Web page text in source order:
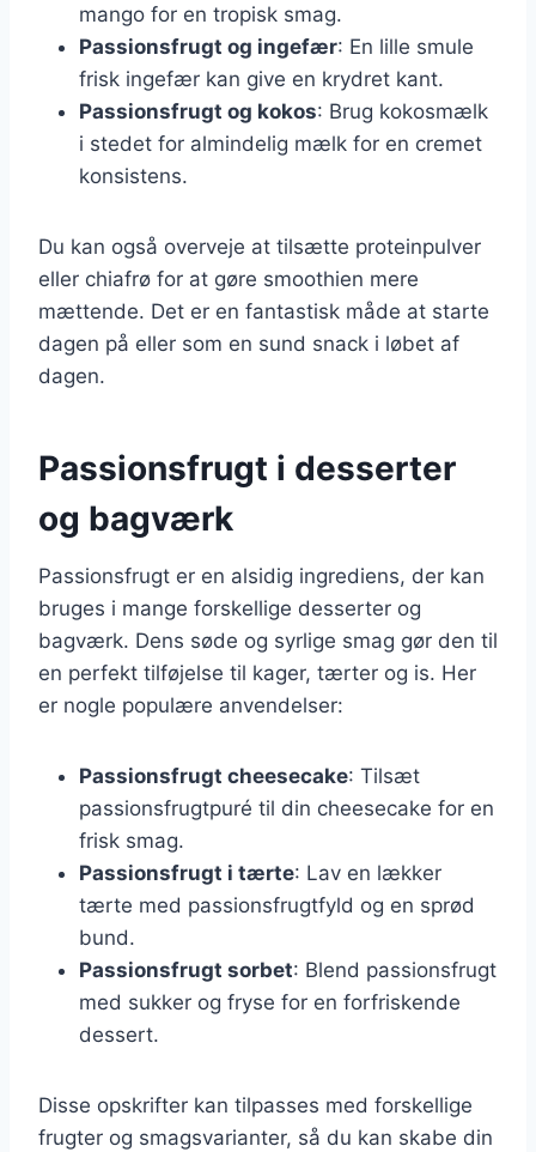
mango for en tropisk smag.
Passionsfrugt og ingefær: En lille smule
frisk ingefær kan give en krydret kant.
Passionsfrugt og kokos: Brug kokosmælk
i stedet for almindelig mælk for en cremet
konsistens.
Du kan også overveje at tilsætte proteinpulver
eller chiafrø for at gøre smoothien mere
mættende. Det er en fantastisk måde at starte
dagen på eller som en sund snack i løbet af
dagen.
Passionsfrugt i desserter
og bagværk
Passionsfrugt er en alsidig ingrediens, der kan
bruges i mange forskellige desserter og
bagværk. Dens søde og syrlige smag gør den til
en perfekt tilføjelse til kager, tærter og is. Her
er nogle populære anvendelser:
Passionsfrugt cheesecake: Tilsæt
passionsfrugtpuré til din cheesecake for en
frisk smag.
Passionsfrugt i tærte: Lav en lækker
tærte med passionsfrugtfyld og en sprød
bund.
Passionsfrugt sorbet: Blend passionsfrugt
med sukker og fryse for en forfriskende
dessert.
Disse opskrifter kan tilpasses med forskellige
frugter og smagsvarianter, så du kan skabe din